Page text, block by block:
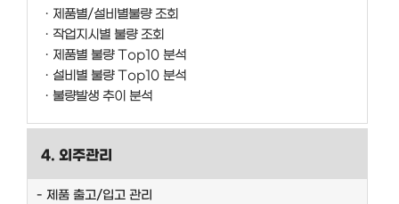
제품별/설비별불량 조회
작업지시별 불량 조회
제품별 불량 Top10 분석
설비별 불량 Top10 분석
불량발생 추이 분석
4. 외주관리
제품 출고/입고 관리